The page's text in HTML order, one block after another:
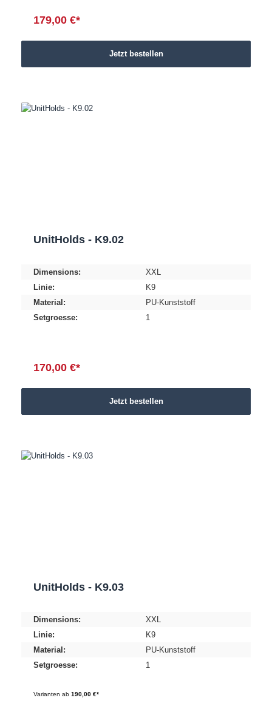
179,00 €*
Jetzt bestellen
UnitHolds - K9.02
Dimensions:
XXL
Linie:
K9
Material:
PU-Kunststoff
Setgroesse:
1
170,00 €*
Jetzt bestellen
UnitHolds - K9.03
Dimensions:
XXL
Linie:
K9
Material:
PU-Kunststoff
Setgroesse:
1
Varianten ab190,00 €*